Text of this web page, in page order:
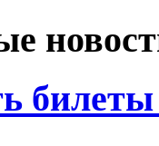
билеты